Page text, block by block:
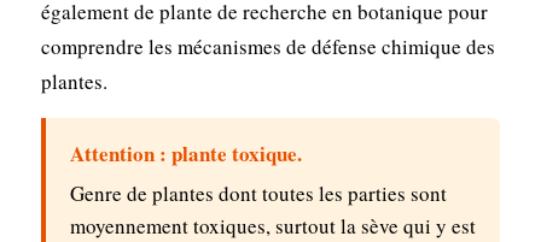
également de plante de recherche en botanique pour
comprendre les mécanismes de défense chimique des
plantes.
Attention : plante toxique.
Genre de plantes dont toutes les parties sont
moyennement toxiques, surtout la sève qui y est